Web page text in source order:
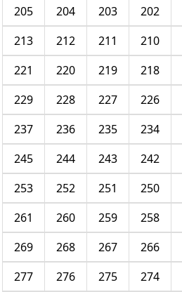
202
203
204
205
210
211
212
213
218
219
220
221
226
227
228
229
234
235
236
237
242
243
244
245
250
251
252
253
258
259
260
261
266
267
268
269
274
275
276
277